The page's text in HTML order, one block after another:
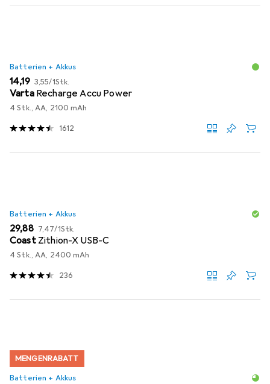
Batterien + Akkus
EUR
14,19 EUR
3,55/1Stk.
Varta Recharge Accu Power
4 Stk., AA, 2100 mAh
1612
Batterien + Akkus
EUR
29,88 EUR
7,47/1Stk.
Coast Zithion-X USB-C
4 Stk., AA, 2400 mAh
236
MENGENRABATT
Batterien + Akkus